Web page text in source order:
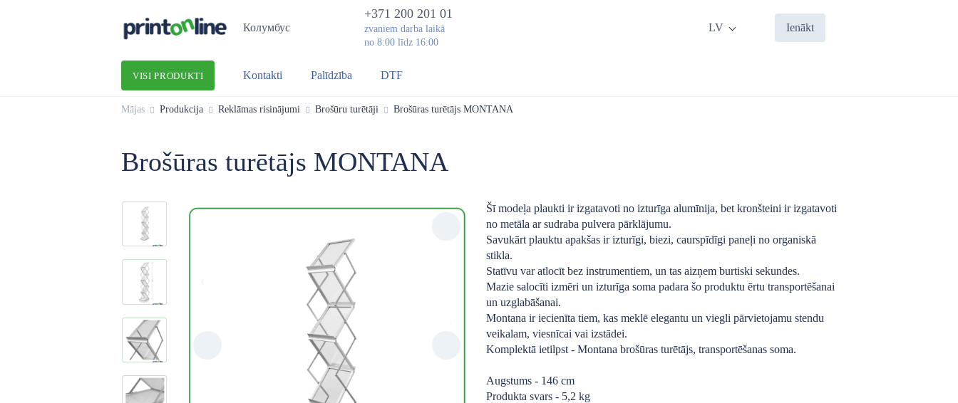
Колумбус
+371 200 201 01
zvaniem darba laikā
no 8:00 līdz 16:00
LV Ienākt
VISI PRODUKTI Kontakti Palīdzība DTF
Mājas Produkcija Reklāmas risinājumi Brošūru turētāji Brošūras turētājs MONTANA
Brošūras turētājs MONTANA
Šī modeļa plaukti ir izgatavoti no izturīga alumīnija, bet kronšteini ir izgatavoti
no metāla ar sudraba pulvera pārklājumu.
Savukārt plauktu apakšas ir izturīgi, biezi, caurspīdīgi paneļi no organiskā
stikla.
Statīvu var atlocīt bez instrumentiem, un tas aizņem burtiski sekundes.
Mazie salocīti izmēri un izturīga soma padara šo produktu ērtu transportēšanai
un uzglabāšanai.
Montana ir iecienīta tiem, kas meklē elegantu un viegli pārvietojamu stendu
veikalam, viesnīcai vai izstādei.
Komplektā ietilpst - Montana brošūras turētājs, transportēšanas soma.
Augstums - 146 cm
Produkta svars - 5,2 kg